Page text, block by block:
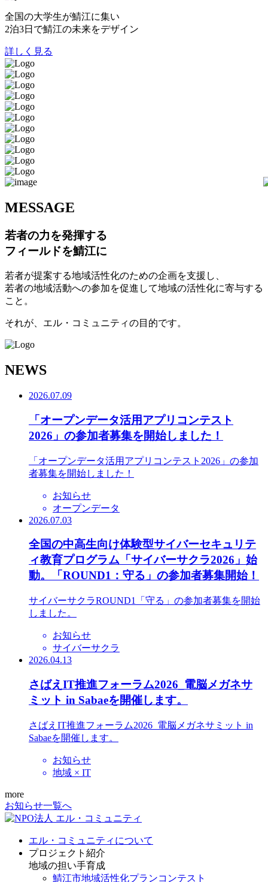
全国の大学生が鯖江に集い
2泊3日で鯖江の未来をデザイン
詳しく見る
MESSAGE
若者の力を発揮する
フィールドを鯖江に
若者が提案する地域活性化のための企画を支援し、
若者の地域活動への参加を促進して地域の活性化に寄与する
こと。
それが、エル・コミュニティの目的です。
NEWS
2026.07.09
「オープンデータ活用アプリコンテスト
2026」の参加者募集を開始しました！
「オープンデータ活用アプリコンテスト2026」の参加
者募集を開始しました！
お知らせ
オープンデータ
2026.07.03
全国の中高生向け体験型サイバーセキュリテ
ィ教育プログラム「サイバーサクラ2026」始
動。「ROUND1：守る」の参加者募集開始！
サイバーサクラROUND1「守る」の参加者募集を開始
しました。
お知らせ
サイバーサクラ
2026.04.13
さばえIT推進フォーラム2026_電脳メガネサ
ミット in Sabaeを開催します。
さばえIT推進フォーラム2026_電脳メガネサミット in
Sabaeを開催します。
お知らせ
地域 × IT
more
お知らせ一覧へ
エル・コミュニティについて
プロジェクト紹介
地域の担い手育成
鯖江市地域活性化プランコンテスト